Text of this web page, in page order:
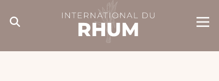
Cookies management panel